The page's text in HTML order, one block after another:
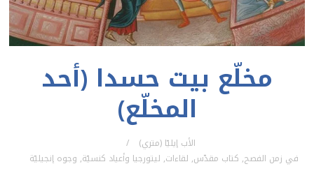
مخلّع بيت حسدا (أحد
المخلّع)
الأب إيليّا (متري)
في زمن الفصح, كتاب مقدّس, لقاءات, ليتورجيا وأعياد كنسيّة, وجوه إنجيليّة